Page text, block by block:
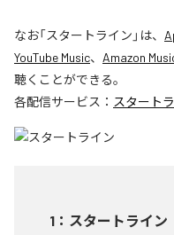
なお「スタートライン 」は、
YouTube Music、 Amazon
聴くことができる。
各配信サービス： スタート
1 ： スタートライン